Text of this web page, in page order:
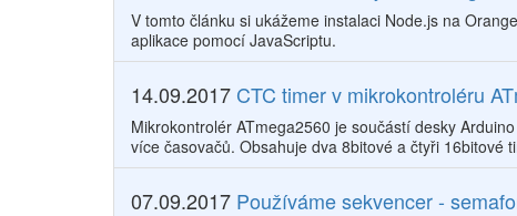
V tomto článku si ukážeme instalaci Node.js na
aplikace pomocí JavaScriptu.
14.09.2017 CTC timer v mikrokontroléru
Mikrokontrolér ATmega2560 je součástí desky
více časovačů. Obsahuje dva 8bitové a čtyři 16bitové
07.09.2017 Používáme sekvencer -